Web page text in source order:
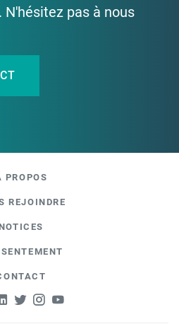
pas à nous
PROPOS
REJOINDRE